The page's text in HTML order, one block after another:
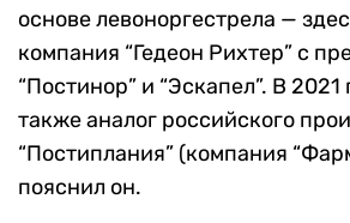
основе левоноргестрела —
компания “Гедеон Рихтер” с
“Постинор” и “Эскапел”. В 2021
также аналог российского
“Постиплания” (компания
пояснил он.